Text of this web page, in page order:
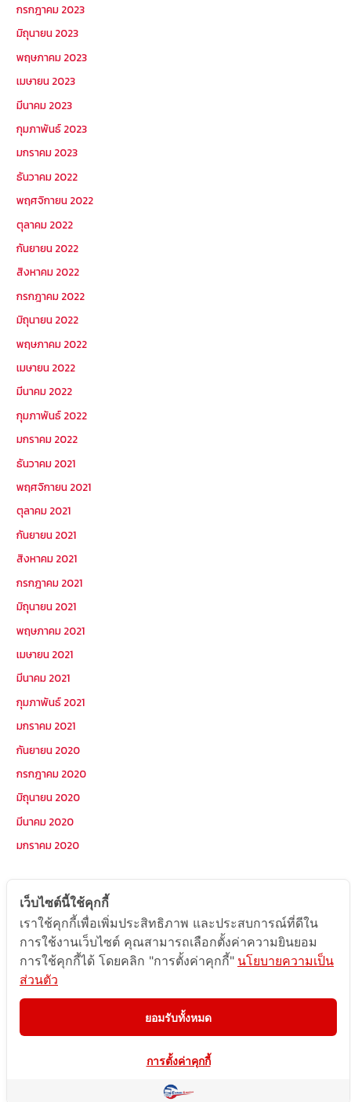
กรกฎาคม 2023
มิถุนายน 2023
พฤษภาคม 2023
เมษายน 2023
มีนาคม 2023
กุมภาพันธ์ 2023
มกราคม 2023
ธันวาคม 2022
พฤศจิกายน 2022
ตุลาคม 2022
กันยายน 2022
สิงหาคม 2022
กรกฎาคม 2022
มิถุนายน 2022
พฤษภาคม 2022
เมษายน 2022
มีนาคม 2022
กุมภาพันธ์ 2022
มกราคม 2022
ธันวาคม 2021
พฤศจิกายน 2021
ตุลาคม 2021
กันยายน 2021
สิงหาคม 2021
กรกฎาคม 2021
มิถุนายน 2021
พฤษภาคม 2021
เมษายน 2021
มีนาคม 2021
กุมภาพันธ์ 2021
มกราคม 2021
กันยายน 2020
กรกฎาคม 2020
มิถุนายน 2020
มีนาคม 2020
มกราคม 2020
หมวดหมู่
Postcode
TOPKEYWORD
บริการรับส่งสินค้าไปกัมพูชา
ผลงานส่งสินค้าไปกัมพูชา
ส่งสินค้ากัมพูชา1Uncategorized
เว็บไซต์นี้ใช้คุกกี้
เราใช้คุกกี้เพื่อเพิ่มประสิทธิภาพ และประสบการณ์ที่ดีใน
การใช้งานเว็บไซต์ คุณสามารถเลือกตั้งค่าความยินยอม
การใช้คุกกี้ได้ โดยคลิก "การตั้งค่าคุกกี้" นโยบายความเป็น
ส่วนตัว
ยอมรับทั้งหมด
การตั้งค่าคุกกี้